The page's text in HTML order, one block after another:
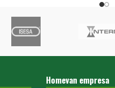
Homevan empresa